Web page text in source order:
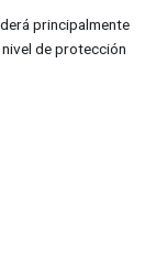
principalmente
de protección